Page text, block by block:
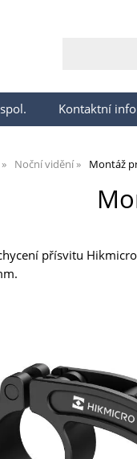
Kontaktní
Noční vidění Montáž
přísvitu